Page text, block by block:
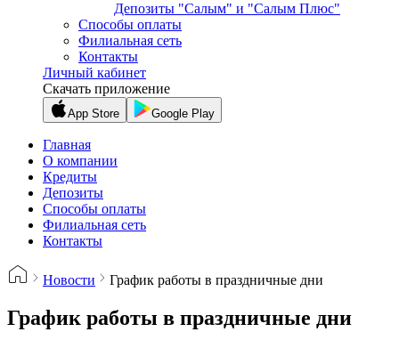
Депозиты "Салым" и "Салым Плюс"
Способы оплаты
Филиальная сеть
Контакты
Личный кабинет
Скачать приложение
App Store Google Play
Главная
О компании
Кредиты
Депозиты
Способы оплаты
Филиальная сеть
Контакты
Новости График работы в праздничные дни
График работы в праздничные дни